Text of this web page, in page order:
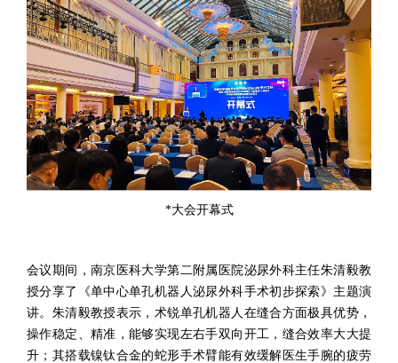
*大会开幕式
会议期间，南京医科大学第二附属医院泌尿外科主任朱清毅教
授分享了《单中心单孔机器人泌尿外科手术初步探索》主题演
讲。朱清毅教授表示，术锐单孔机器人在缝合方面极具优势，
操作稳定、精准，能够实现左右手双向开工，缝合效率大大提
升；其搭载镍钛合金的蛇形手术臂能有效缓解医生手腕的疲劳